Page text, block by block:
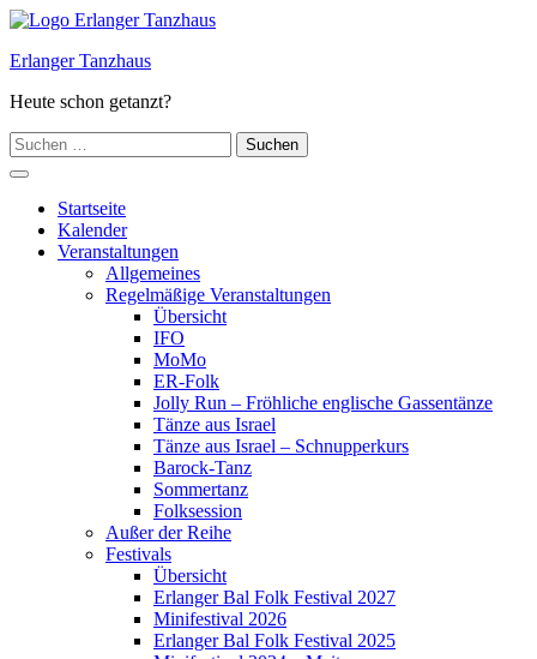
Zum
springen
Erlanger Tanzhaus
Heute schon getanzt?
Suchen
nach:
Hauptmenü
Startseite
Kalender
Veranstaltungen
Allgemeines
Regelmäßige Veranstaltungen
Übersicht
IFO
MoMo
ER-Folk
Jolly Run – Fröhliche englische Gassentänze
Tänze aus Israel
Tänze aus Israel – Schnupperkurs
Barock-Tanz
Sommertanz
Folksession
Außer der Reihe
Festivals
Übersicht
Erlanger Bal Folk Festival 2027
Minifestival 2026
Erlanger Bal Folk Festival 2025